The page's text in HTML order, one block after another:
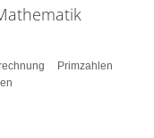
Primzahlen